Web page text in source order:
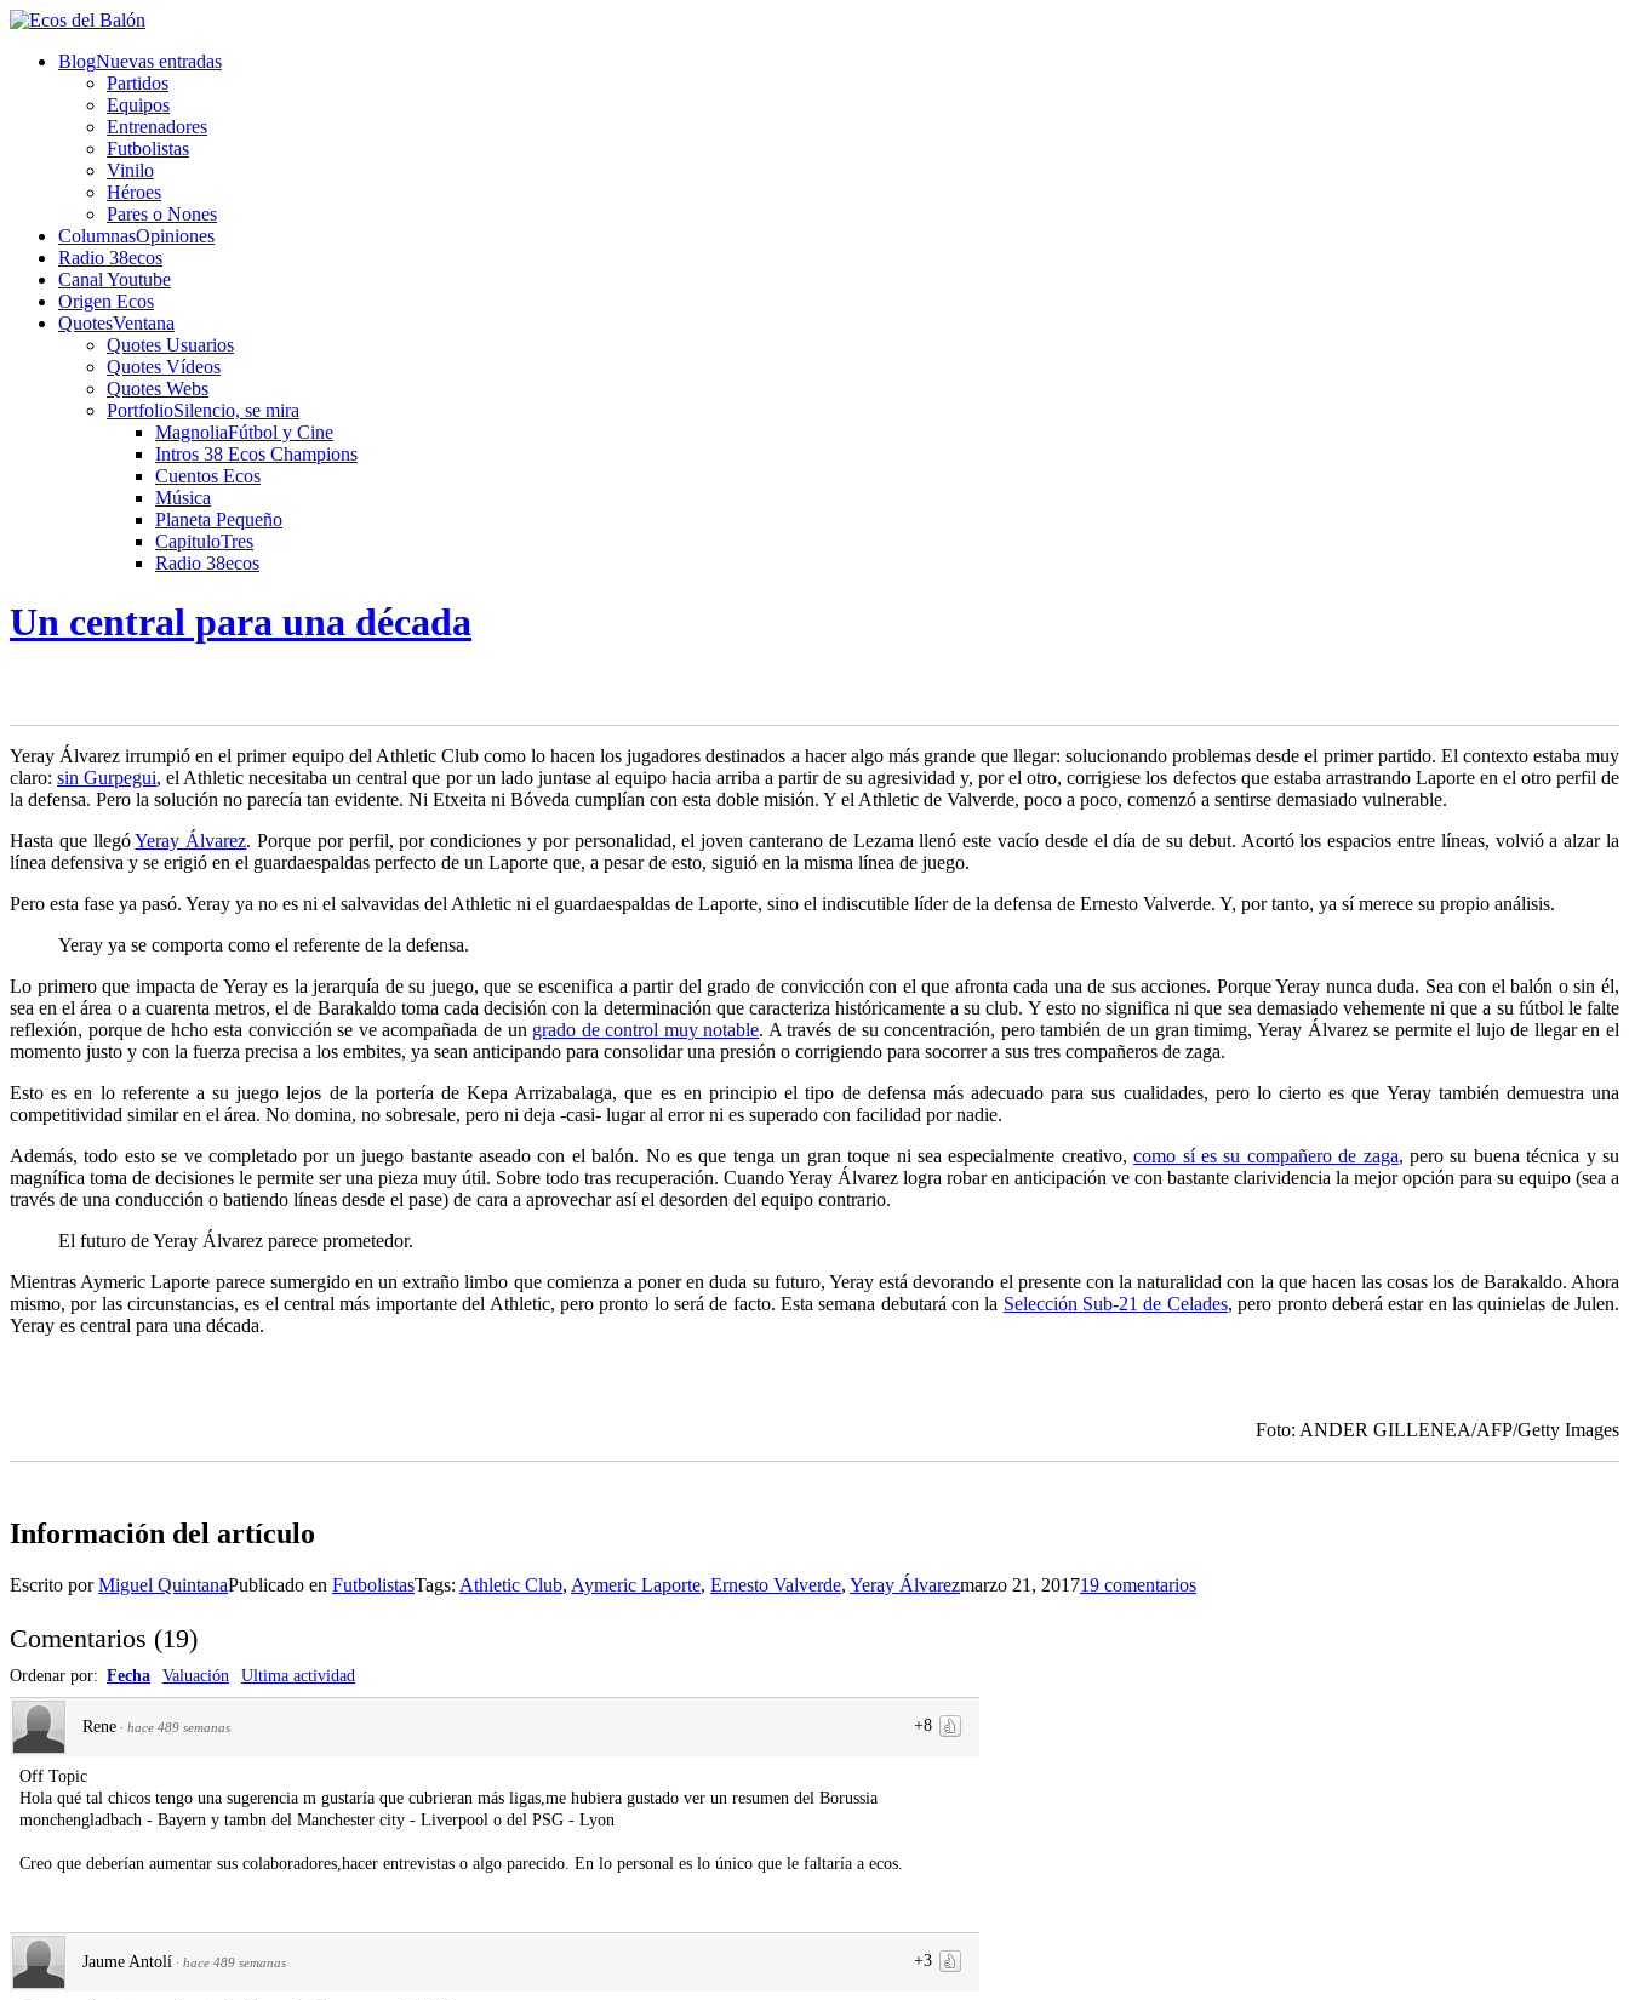
BlogNuevas entradas
Partidos
Equipos
Entrenadores
Futbolistas
Vinilo
Héroes
Pares o Nones
ColumnasOpiniones
Radio 38ecos
Canal Youtube
Origen Ecos
QuotesVentana
Quotes Usuarios
Quotes Vídeos
Quotes Webs
PortfolioSilencio, se mira
MagnoliaFútbol y Cine
Intros 38 Ecos Champions
Cuentos Ecos
Música
Planeta Pequeño
CapituloTres
Radio 38ecos
Un central para una década
Yeray Álvarez irrumpió en el primer equipo del Athletic Club como lo hacen los jugadores destinados a hacer algo más grande que llegar: solucionando problemas desde el primer partido. El contexto estaba muy
claro:sin Gurpegui, el Athletic necesitaba un central que por un lado juntase al equipo hacia arriba a partir de su agresividad y, por el otro, corrigiese los defectos que estaba arrastrando Laporte en el otro perfil de
la defensa. Pero la solución no parecía tan evidente. Ni Etxeita ni Bóveda cumplían con esta doble misión. Y el Athletic de Valverde, poco a poco, comenzó a sentirse demasiado vulnerable.
Hasta que llegóYeray Álvarez. Porque por perfil, por condiciones y por personalidad, el joven canterano de Lezama llenó este vacío desde el día de su debut. Acortó los espacios entre líneas, volvió a alzar la
línea defensiva y se erigió en el guardaespaldas perfecto de un Laporte que, a pesar de esto, siguió en la misma línea de juego.
Pero esta fase ya pasó. Yeray ya no es ni el salvavidas del Athletic ni el guardaespaldas de Laporte, sino el indiscutible líder de la defensa de Ernesto Valverde. Y, por tanto, ya sí merece su propio análisis.
Yeray ya se comporta como el referente de la defensa.
Lo primero que impacta de Yeray es la jerarquía de su juego, que se escenifica a partir del grado de convicción con el que afronta cada una de sus acciones. Porque Yeray nunca duda. Sea con el balón o sin él,
sea en el área o a cuarenta metros, el de Barakaldo toma cada decisión con la determinación que caracteriza históricamente a su club. Y esto no significa ni que sea demasiado vehemente ni que a su fútbol le falte
reflexión, porque de hcho esta convicción se ve acompañada de un grado de control muy notable. A través de su concentración, pero también de un gran timimg, Yeray Álvarez se permite el lujo de llegar en el
momento justo y con la fuerza precisa a los embites, ya sean anticipando para consolidar una presión o corrigiendo para socorrer a sus tres compañeros de zaga.
Esto es en lo referente a su juego lejos de la portería de Kepa Arrizabalaga, que es en principio el tipo de defensa más adecuado para sus cualidades, pero lo cierto es que Yeray también demuestra una
competitividad similar en el área. No domina, no sobresale, pero ni deja -casi- lugar al error ni es superado con facilidad por nadie.
Además, todo esto se ve completado por un juego bastante aseado con el balón. No es que tenga un gran toque ni sea especialmente creativo,como sí es su compañero de zaga, pero su buena técnica y su
magnífica toma de decisiones le permite ser una pieza muy útil. Sobre todo tras recuperación. Cuando Yeray Álvarez logra robar en anticipación ve con bastante clarividencia la mejor opción para su equipo (sea a
través de una conducción o batiendo líneas desde el pase) de cara a aprovechar así el desorden del equipo contrario.
El futuro de Yeray Álvarez parece prometedor.
Mientras Aymeric Laporte parece sumergido en un extraño limbo que comienza a poner en duda su futuro, Yeray está devorando el presente con la naturalidad con la que hacen las cosas los de Barakaldo. Ahora
mismo, por las circunstancias, es el central más importante del Athletic, pero pronto lo será de facto. Esta semana debutará con la Selección Sub-21 de Celades, pero pronto deberá estar en las quinielas de Julen.
Yeray es central para una década.
Foto: ANDER GILLENEA/AFP/Getty Images
Información del artículo
Escrito porMiguel QuintanaPublicado en FutbolistasTags: Athletic Club, Aymeric Laporte, Ernesto Valverde, Yeray Álvarezmarzo 21, 201719 comentarios
Comentarios (19)
Ordenar por: Fecha Valuación Ultima actividad
+8
Rene · hace 489 semanas
Off Topic
Hola qué tal chicos tengo una sugerencia m gustaría que cubrieran más ligas,me hubiera gustado ver un resumen del Borussia
monchengladbach - Bayern y tambn del Manchester city - Liverpool o del PSG - Lyon
Creo que deberían aumentar sus colaboradores,hacer entrevistas o algo parecido. En lo personal es lo único que le faltaría a ecos.
+3
Jaume Antolí · hace 489 semanas